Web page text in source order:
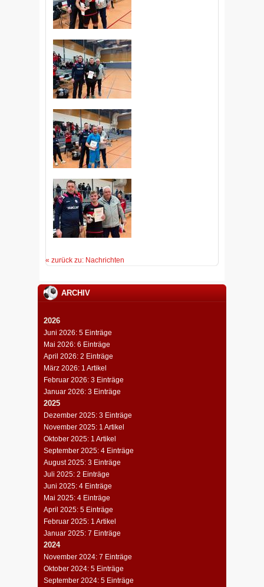
« zurück zu: Nachrichten
ARCHIV
2026
Juni 2026: 5 Einträge
Mai 2026: 6 Einträge
April 2026: 2 Einträge
März 2026: 1 Artikel
Februar 2026: 3 Einträge
Januar 2026: 3 Einträge
2025
Dezember 2025: 3 Einträge
November 2025: 1 Artikel
Oktober 2025: 1 Artikel
September 2025: 4 Einträge
August 2025: 3 Einträge
Juli 2025: 2 Einträge
Juni 2025: 4 Einträge
Mai 2025: 4 Einträge
April 2025: 5 Einträge
Februar 2025: 1 Artikel
Januar 2025: 7 Einträge
2024
November 2024: 7 Einträge
Oktober 2024: 5 Einträge
September 2024: 5 Einträge